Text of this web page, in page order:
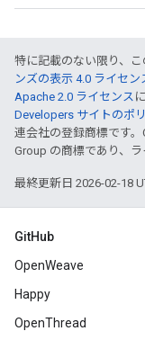
特に記載のない限り、
ンズの表示 4.0 ライセン
Apache 2.0 ライセンス
Developers サイトのポ
連会社の登録商標です。
Group の商標であり、
最終更新日 2026-02-18
GitHub
OpenWeave
Happy
OpenThread